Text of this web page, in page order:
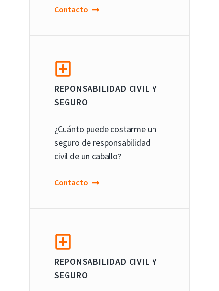
Contacto
REPONSABILIDAD CIVIL Y
SEGURO
¿Cuánto puede costarme un
seguro de responsabilidad
civil de un caballo?
Contacto
REPONSABILIDAD CIVIL Y
SEGURO